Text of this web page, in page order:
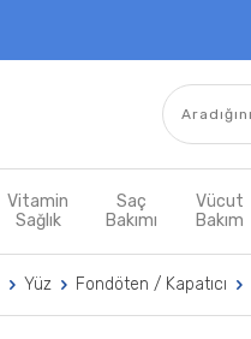
Vitamin
Sağlık
Saç
Bakımı
Vücut
Bakım
Yüz Fondöten / Kapatıcı